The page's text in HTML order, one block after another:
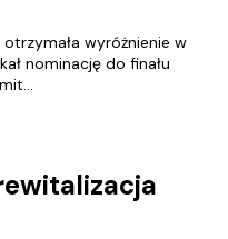
wyróżnienie w
nominację do finału